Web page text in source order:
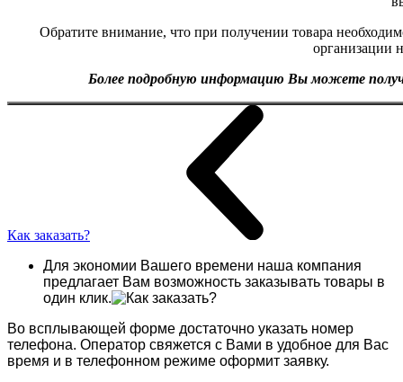
Обратите внимание, что при получении товара
организации
Более подробную информацию Вы можете
Как заказать?
Для экономии Вашего времени наша компания
предлагает Вам возможность заказывать товары в
один клик.
Во всплывающей форме достаточно указать номер
телефона. Оператор свяжется с Вами в удобное для Вас
время и в телефонном режиме оформит заявку.